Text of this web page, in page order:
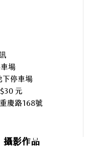
場
下停車場
元
慶路168號
攝影作品